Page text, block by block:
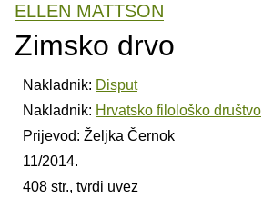
ELLEN MATTSON
Zimsko drvo
Nakladnik: Disput
Nakladnik: Hrvatsko filološko društvo
Prijevod: Željka Černok
11/2014.
408 str., tvrdi uvez